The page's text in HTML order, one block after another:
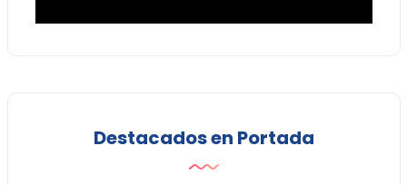
Destacados en Portada